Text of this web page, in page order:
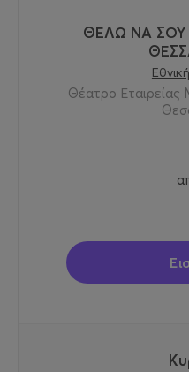
ΘΕΛΩ ΝΑ ΣΟΥ
Θέατρο